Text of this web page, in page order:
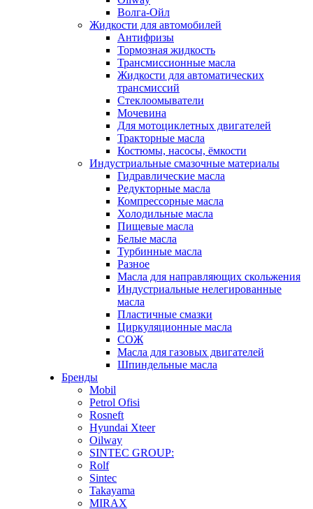
Волга-Ойл
Жидкости для автомобилей
Антифризы
Тормозная жидкость
Трансмиссионные масла
Жидкости для автоматических
трансмиссий
Стеклоомыватели
Мочевина
Для мотоциклетных двигателей
Тракторные масла
Костюмы, насосы, ёмкости
Индустриальные смазочные материалы
Гидравлические масла
Редукторные масла
Компрессорные масла
Холодильные масла
Пищевые масла
Белые масла
Турбинные масла
Разное
Масла для направляющих скольжения
Индустриальные нелегированные
масла
Пластичные смазки
Циркуляционные масла
СОЖ
Масла для газовых двигателей
Шпиндельные масла
Бренды
Mobil
Petrol Ofisi
Rosneft
Hyundai Xteer
Oilway
SINTEC GROUP:
Rolf
Sintec
Takayama
MIRAX